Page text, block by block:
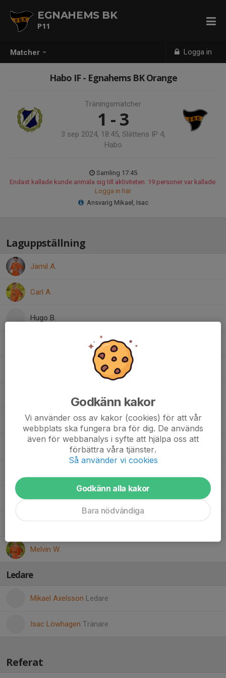
Matcher Logga in
EGNAHEMS BK
P11
Habo IF - Egnahems BK Orange
Träningsmatcher
1 - 3
3 sep 2024, 18:45, Slättens IP 4,
Habo
Samling 17:45
Endast kallade kunde anmäla sig till aktiviteten. 19 personer var kallade.
Logga in här
Ansvarig Mikael, Isac
Laguppställning
Jamil A.
Carl A.
Hugo B.
Emil L.
Dyar R.
Melvin W.
Ledare
Mikael Axelsson Ledare
Isac Löwhagen Tränare
Referat
Godkänn kakor
Vi använder oss av kakor (cookies) för att vår
webbplats ska fungera bra för dig. De används
även för webbanalys i syfte att hjälpa oss att
förbättra våra tjänster.
Så använder vi cookies
Godkänn alla kakor
Bara nödvändiga